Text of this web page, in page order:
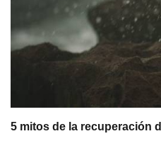
5 mitos de la recuperación